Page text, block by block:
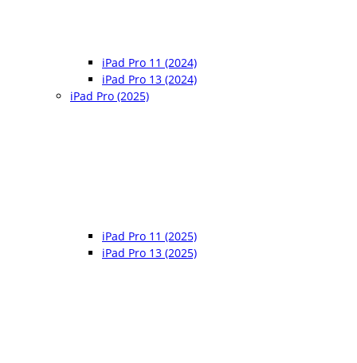
iPad Pro 11 (2024)
iPad Pro 13 (2024)
iPad Pro (2025)
iPad Pro 11 (2025)
iPad Pro 13 (2025)